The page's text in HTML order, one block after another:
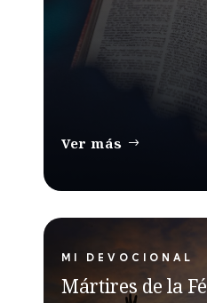
Ver más
MI DEVOCIONAL
Mártires de la Fé